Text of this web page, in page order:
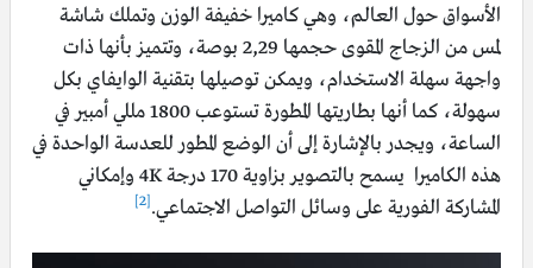
الأسواق حول العالم، وهي كاميرا خفيفة الوزن وتملك شاشة
لمس من الزجاج المقوى حجمها 2,29 بوصة، وتتميز بأنها ذات
واجهة سهلة الاستخدام، ويمكن توصيلها بتقنية الوايفاي بكل
سهولة، كما أنها بطاريتها المطورة تستوعب 1800 مللي أمبير في
الساعة، ويجدر بالإشارة إلى أن الوضع المطور للعدسة الواحدة في
هذه الكاميرا يسمح
بالتصوير بزاوية 170 درجة 4K وإمكاني
المشاركة الفورية على وسائل التواصل الاجتماعي.[2]